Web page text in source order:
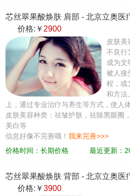
芯丝翠果酸焕肤 肩部 -北京立奥医
价格:￥ 2900
皮肤美
不良行
成为文
被人接
程，或
和方法
上，通过专业治疗与养生等方式，使人
皮肤美容种类：祛皱护肤，祛除黑眼圈
美白等
信息好像不完善哦！我来完善>>>
价格时间：长期价格
最近更新：
芯丝翠果酸焕肤 背部 -北京立奥医
价格:￥3900